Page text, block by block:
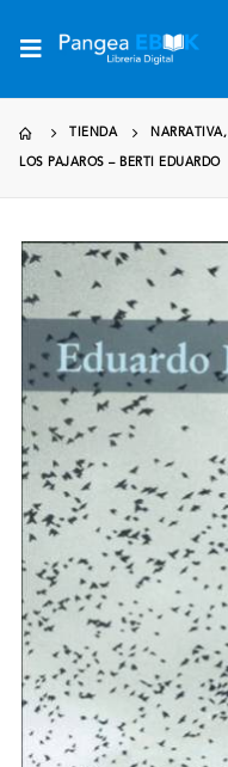
TIENDA NARRATIVA,
LOS PAJAROS – BERTI EDUARDO